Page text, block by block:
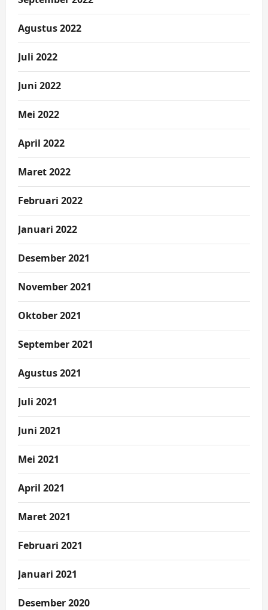
Agustus 2022
Juli 2022
Juni 2022
Mei 2022
April 2022
Maret 2022
Februari 2022
Januari 2022
Desember 2021
November 2021
Oktober 2021
September 2021
Agustus 2021
Juli 2021
Juni 2021
Mei 2021
April 2021
Maret 2021
Februari 2021
Januari 2021
Desember 2020